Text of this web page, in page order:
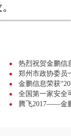
热烈祝贺金鹏信
郑州市政协委员
金鹏信息荣获
全国第一家安全
腾飞2017——金